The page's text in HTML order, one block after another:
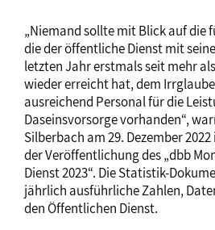
„Niemand sollte mit Blick auf die
die der öffentliche Dienst mit
letzten Jahr erstmals seit mehr
wieder erreicht hat, dem
ausreichend Personal für die
Daseinsvorsorge vorhanden“,
Silberbach am 29. Dezember
der Veröffentlichung des „dbb
Dienst 2023“. Die Statistik-
jährlich ausführliche Zahlen,
den Öffentlichen Dienst.